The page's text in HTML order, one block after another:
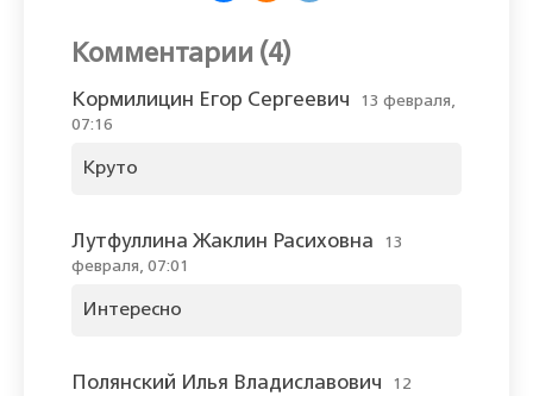
Комментарии (4)
Кормилицин Егор Сергеевич
13 февраля,
07:16
Круто
Лутфуллина Жаклин Расиховна
13
февраля, 07:01
Интересно
Полянский Илья Владиславович
12